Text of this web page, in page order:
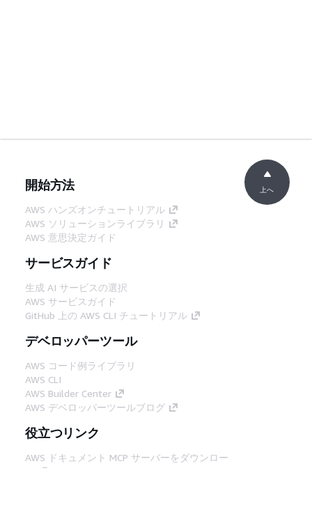
開始方法
AWS ハンズオンチュートリアル
AWS ソリューションライブラリ
AWS 意思決定ガイド
サービスガイド
生成 AI サービスの選択
AWS サービスガイド
GitHub 上の AWS CLI チュートリアル
デベロッパーツール
AWS コード例ライブラリ
AWS CLI
AWS Builder Center
AWS デベロッパーツールブログ
役立つリンク
AWS ドキュメント MCP サーバーをダウンロー
上へ